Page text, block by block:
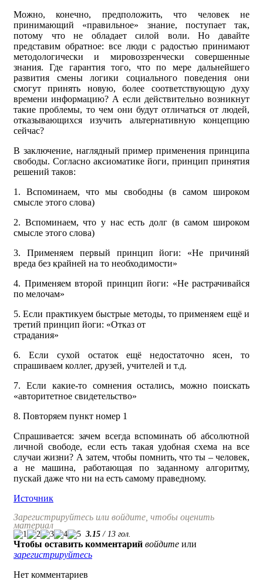
Можно, конечно, предположить, что человек не
принимающий «правильное» знание, поступает так,
потому что не обладает силой воли. Но давайте
представим обратное: все люди с радостью принимают
методологически и мировоззренчески совершенные
знания. Где гарантия того, что по мере дальнейшего
развития смены логики социального поведения они
смогут принять новую, более соответствующую духу
времени информацию? А если действительно возникнут
такие проблемы, то чем они будут отличаться от людей,
отказывающихся изучить альтернативную концепцию
сейчас?
В заключение, наглядный пример применения принципа
свободы. Согласно аксиоматике йоги, принцип принятия
решений таков:
1. Вспоминаем, что мы свободны (в самом широком
смысле этого слова)
2. Вспоминаем, что у нас есть долг (в самом широком
смысле этого слова)
3. Применяем первый принцип йоги: «Не причиняй
вреда без крайней на то необходимости»
4. Применяем второй принцип йоги: «Не растрачивайся
по мелочам»
5. Если практикуем быстрые методы, то применяем ещё и
третий принцип йоги: «Отказ от
страдания»
6. Если сухой остаток ещё недостаточно ясен, то
спрашиваем коллег, друзей, учителей и т.д.
7. Если какие-то сомнения остались, можно поискать
«авторитетное свидетельство»
8. Повторяем пункт номер 1
Спрашивается: зачем всегда вспоминать об абсолютной
личной свободе, если есть такая удобная схема на все
случаи жизни? А затем, чтобы помнить, что ты – человек,
а не машина, работающая по заданному алгоритму,
пускай даже что ни на есть самому праведному.
Источник
Зарегистрируйтесь или войдите, чтобы оценить
материал
3.15 / 13 гол.
Чтобы оставить комментарий войдите или
зарегистрируйтесь
Нет комментариев